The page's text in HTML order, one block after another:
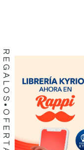
REGALOS
OFERTAS